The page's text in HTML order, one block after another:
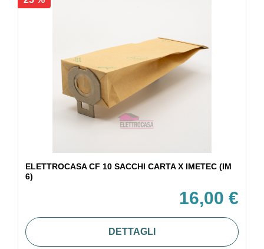
ELETTROCASA CF 10 SACCHI CARTA X IMETEC (IM
6)
16,00 €
DETTAGLI